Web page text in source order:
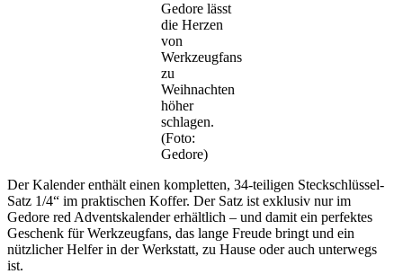
Gedore lässt
die Herzen
von
Werkzeugfans
zu
Weihnachten
höher
schlagen.
(Foto:
Gedore)
Der Kalender enthält einen kompletten, 34-teiligen Steckschlüssel-
Satz 1/4“ im praktischen Koffer. Der Satz ist exklusiv nur im
Gedore red Adventskalender erhältlich – und damit ein perfektes
Geschenk für Werkzeugfans, das lange Freude bringt und ein
nützlicher Helfer in der Werkstatt, zu Hause oder auch unterwegs
ist.